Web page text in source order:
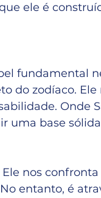
ele é
fundamental
do zodíaco.
Onde
uma base
nos
entanto, é